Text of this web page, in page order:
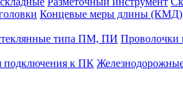
Концевые меры длины (КМД)
типа ПМ, ПИ Проволочки
подключения к ПК